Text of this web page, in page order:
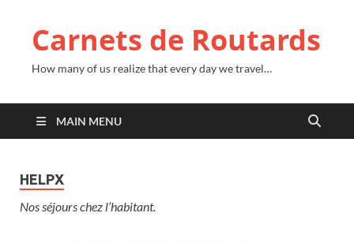
Carnets de Routards
How many of us realize that every day we travel…
MAIN MENU
HELPX
Nos séjours chez l’habitant.